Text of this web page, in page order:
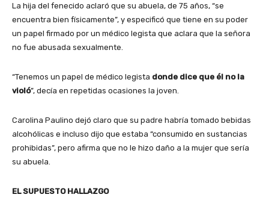
La hija del fenecido aclaró que su abuela, de 75 años, “se
encuentra bien físicamente”, y especificó que tiene en su poder
un papel firmado por un médico legista que aclara que la señora
no fue abusada sexualmente.
“Tenemos un papel de médico legista donde dice que él no la
violó”, decía en repetidas ocasiones la joven.
Carolina Paulino dejó claro que su padre habría tomado bebidas
alcohólicas e incluso dijo que estaba “consumido en sustancias
prohibidas”, pero afirma que no le hizo daño a la mujer que sería
su abuela.
EL SUPUESTO HALLAZGO